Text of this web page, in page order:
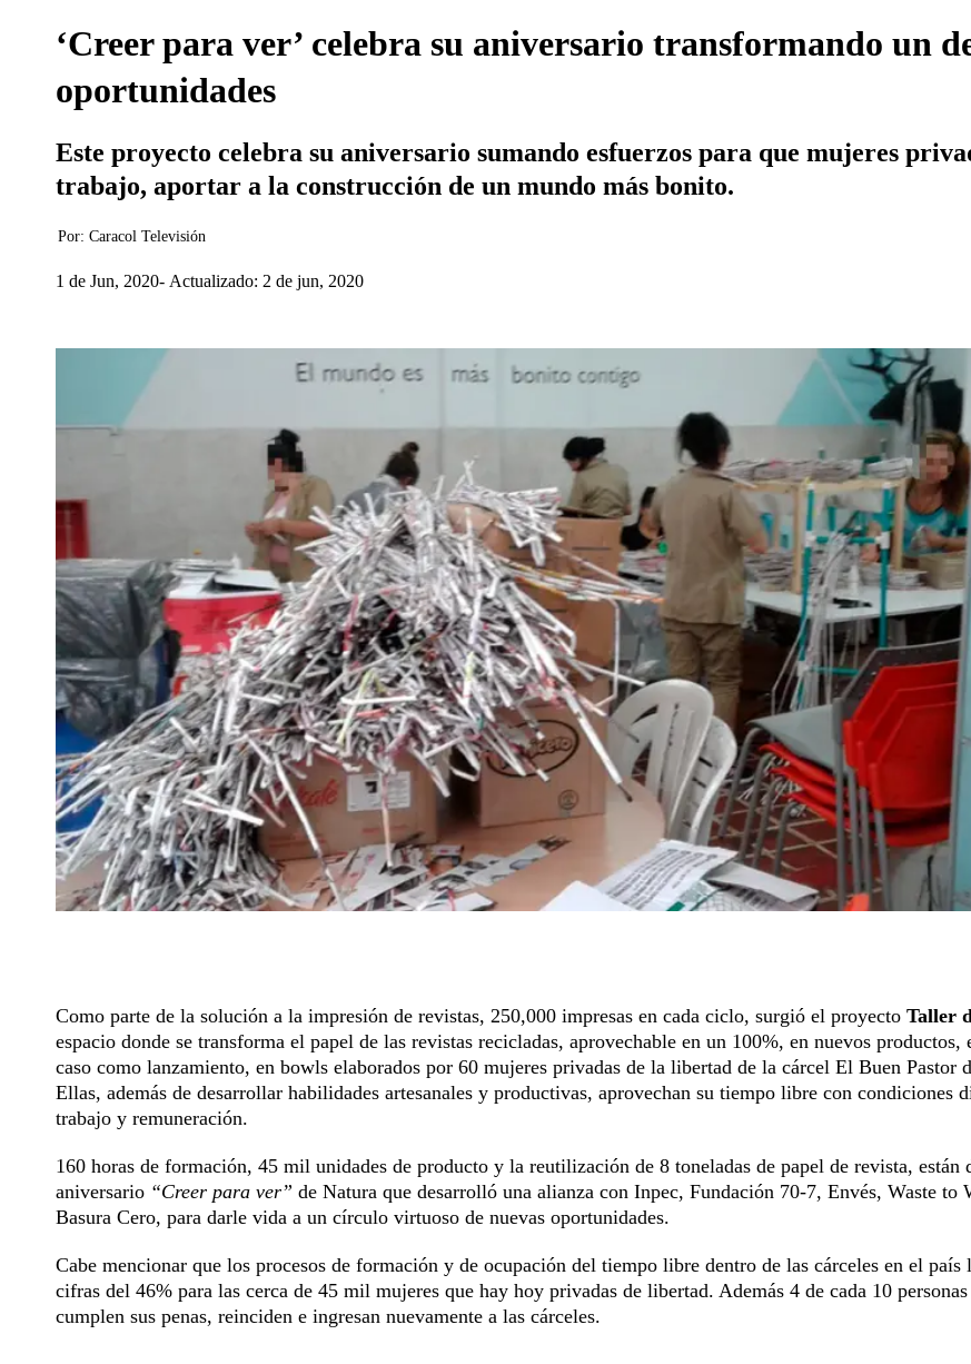
‘Creer para ver’ celebra su aniversario transformando un
oportunidades
Este proyecto celebra su aniversario sumando esfuerzos para que mujeres
trabajo, aportar a la construcción de un mundo más bonito.
Por: Caracol Televisión
1 de Jun, 2020 Actualizado: 2 de jun, 2020
Como parte de la solución a la impresión de revistas, 250,000 impresas en cada ciclo, surgió el proyecto Taller
espacio donde se transforma el papel de las revistas recicladas, aprovechable en un 100%, en nuevos productos,
caso como lanzamiento, en bowls elaborados por 60 mujeres privadas de la libertad de la cárcel El Buen Pastor
Ellas, además de desarrollar habilidades artesanales y productivas, aprovechan su tiempo libre con condiciones
trabajo y remuneración.
160 horas de formación, 45 mil unidades de producto y la reutilización de 8 toneladas de papel de revista, están
aniversario “Creer para ver” de Natura que desarrolló una alianza con Inpec, Fundación 70-7, Envés, Waste to
Basura Cero, para darle vida a un círculo virtuoso de nuevas oportunidades.
Cabe mencionar que los procesos de formación y de ocupación del tiempo libre dentro de las cárceles en el país
cifras del 46% para las cerca de 45 mil mujeres que hay hoy privadas de libertad. Además 4 de cada 10
cumplen sus penas, reinciden e ingresan nuevamente a las cárceles.